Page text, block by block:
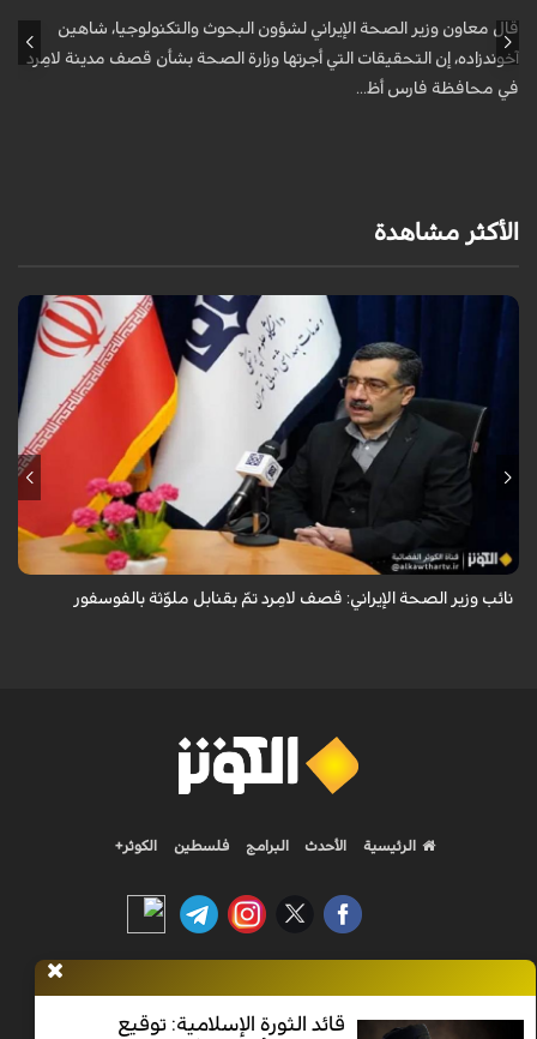
قال معاون وزير الصحة الإيراني لشؤون البحوث والتكنولوجيا، شاهين
آخوندزاده، إن التحقيقات التي أجرتها وزارة الصحة بشأن قصف مدينة لامِرد
في محافظة فارس أظ...
الأكثر مشاهدة
قال معاون وزير الصحة الإيراني لشؤون البحوث والتكنولوجيا، شاهين آخوندزاده،
إن التحقيقات التي أجرتها وزارة الصحة بشأن قصف مدينة لامِرد في محافظة
نائب وزير الصحة الإيراني: قصف لامِرد تمّ بقنابل ملوّثة بالفوسفور
قائد الثورة الإسلامية: توقيع
الرئيسية الأحدث البرامج فلسطين الكوثر+
Nilesat 11900 V | Badr 8 11747 V | Badr5 12284 V